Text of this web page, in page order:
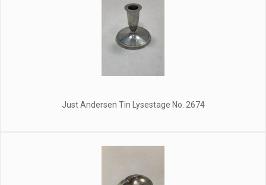
Just Andersen Tin Lysestage No. 2674